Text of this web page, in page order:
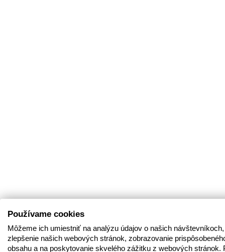
Používame cookies
Môžeme ich umiestniť na analýzu údajov o našich
zlepšenie našich webových stránok, zobrazovanie
obsahu a na poskytovanie skvelého zážitku z webových stránok.